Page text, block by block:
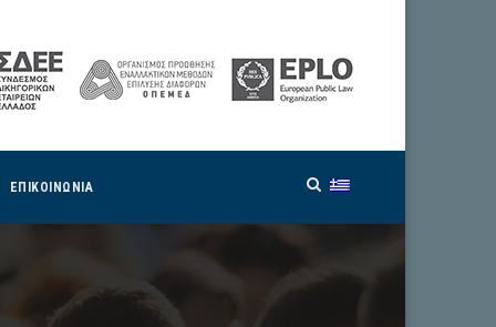
ΕΠΙΚΟΙΝΩΝΙΑ